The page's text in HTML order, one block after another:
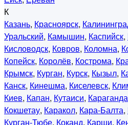
К
Казань, Красноярск,
Уральский, Камышин, Каспийск,
Кисловодск, Ковров, Коломна,
Копейск, Королёв, Кострома,
Крымск, Курган, Курск, Кызыл,
Канск, Кинешма, Киселевск,
Киев, Капан, Кутаиси, Караганда
Кокшетау, Каракол, Кара-Балта,
Курган-Тюбе, Коканд, Карши,